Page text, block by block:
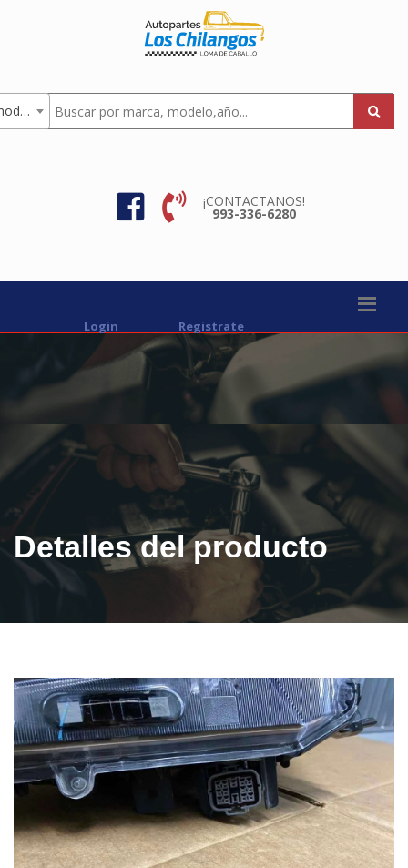
Todas los modelos
¡CONTACTANOS!
993-336-6280
Login Registrate
Detalles del producto